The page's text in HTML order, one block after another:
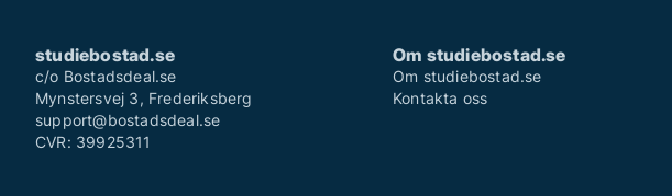
studiebostad.se
c/o Bostadsdeal.se
Mynstersvej 3, Frederiksberg
support@bostadsdeal.se
CVR: 39925311
Om studiebostad.se
Om studiebostad.se
Kontakta oss